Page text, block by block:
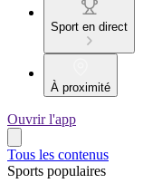
Sport en direct
À proximité
Ouvrir l'app
Tous les contenus
Sports populaires